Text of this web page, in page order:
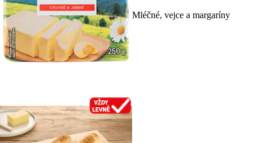
Mléčné, vejce a margaríny